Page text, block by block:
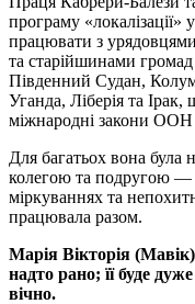
програму
працювати з
та старійшинами громад
Південний Судан,
Уганда, Ліберія та Ірак,
міжнародні закони ООН
Для багатьох вона
колегою та подругою —
міркуваннях та
працювала разом.
Марія Вікторія
надто рано; її буде
вічно.